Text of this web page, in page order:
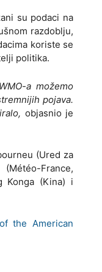
su podaci na
razdoblju,
koriste se
politika.
a možemo
pojava.
objasnio je
(Ured za
France,
Konga (Kina) i
the American